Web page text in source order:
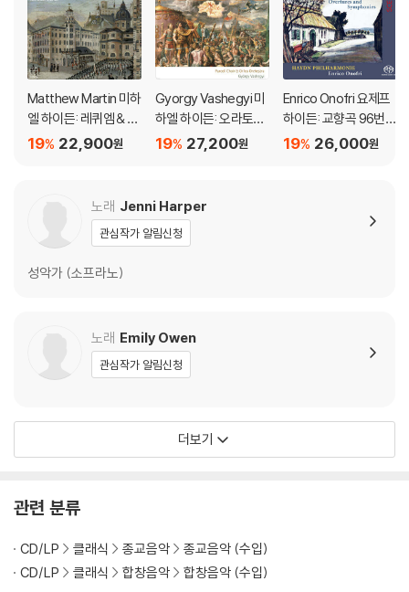
Matthew Martin 미하
엘 하이든: 레퀴엠 & 성
히에로니무스 미사 (Mi
hiepiscopo Sigismu
ndo & Missa Sancti
Hieronymi)
22,900원
19%
Gyorgy Vashegyi 미
하엘 하이든: 오라토리
오 '콘스탄티누스 1세의
eldzug und Sieg)
27,200원
19%
Enrico Onofri 요제프
하이든: 교향곡 96번
‘기적’ / 미하엘 하이든:
26,000원
19%
노래 Jenni Harper
관심작가 알림신청
성악가 (소프라노)
노래 Emily Owen
관심작가 알림신청
더보기
관련 분류
CD/LP 클래식 종교음악
종교음악 (수입)
CD/LP
클래식 합창음악 합창음악 (수입)